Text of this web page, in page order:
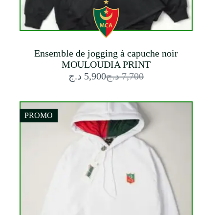
Ensemble de jogging à capuche noir
MOULOUDIA PRINT
7,700 د.ج
Le
7,700 د.ج.
5,900 د.ج
Le
5,900 د.ج.
PROMO